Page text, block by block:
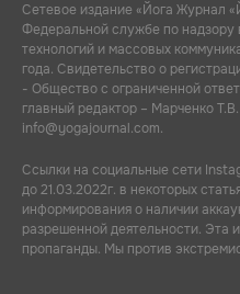
Сетевое издание «Йога Журнал
Федеральной службе по
технологий и массовых
года. Свидетельство о
- Общество с ограниченной
главный редактор – Марченко
info@yogajournal.com.
Ссылки на социальные сети
до 21.03.2022г. в некоторых
информирования о наличии
разрешенной деятельности. Эта
пропаганды. Мы против